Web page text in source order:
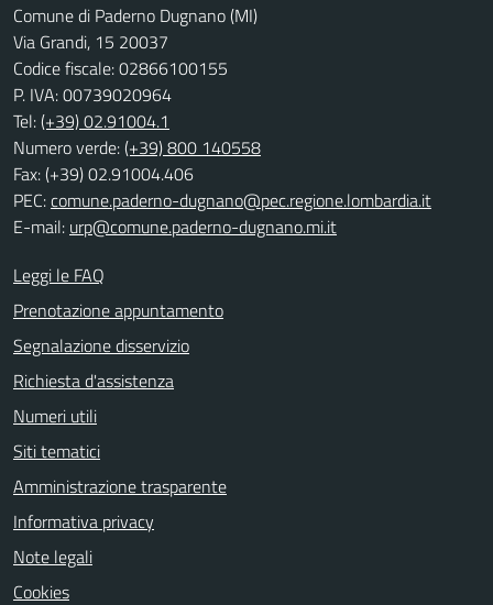
Comune di Paderno Dugnano (MI)
Via Grandi, 15 20037
Codice fiscale: 02866100155
P. IVA: 00739020964
Tel:(+39) 02.91004.1
Numero verde:(+39) 800 140558
Fax: (+39) 02.91004.406
PEC:comune.paderno-dugnano@pec.regione.lombardia.it
E-mail: urp@comune.paderno-dugnano.mi.it
Leggi le FAQ
Prenotazione appuntamento
Segnalazione disservizio
Richiesta d'assistenza
Numeri utili
Siti tematici
Amministrazione trasparente
Informativa privacy
Note legali
Cookies